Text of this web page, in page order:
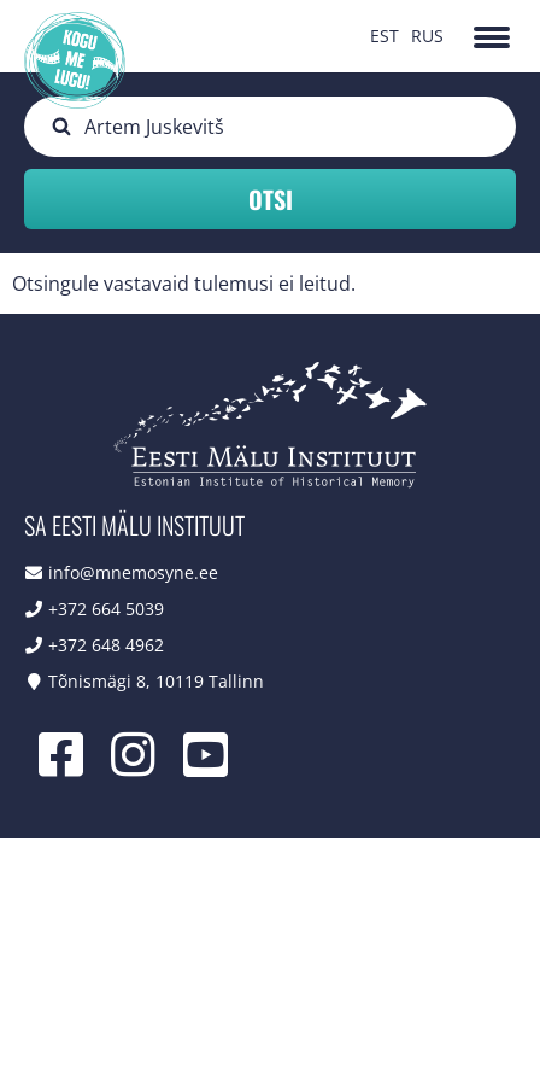
EST RUS
Otsingule vastavaid tulemusi ei leitud.
SA EESTI MÄLU INSTITUUT
info@mnemosyne.ee
+372 664 5039
+372 648 4962
Tõnismägi 8, 10119 Tallinn